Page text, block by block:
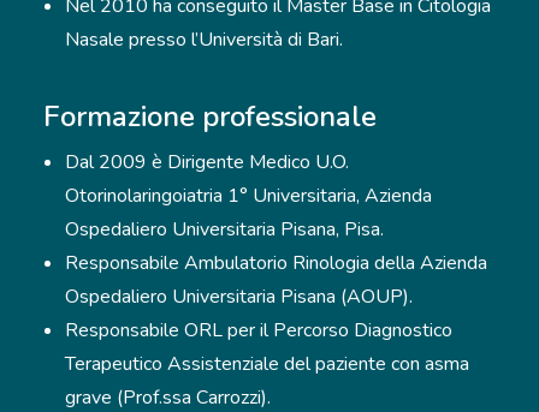
Nel 2010 ha conseguito il Master Base in Citologia
Nasale presso l’Università di Bari.
Formazione professionale
Dal 2009 è Dirigente Medico U.O.
Otorinolaringoiatria 1° Universitaria, Azienda
Ospedaliero Universitaria Pisana, Pisa.
Responsabile Ambulatorio Rinologia della Azienda
Ospedaliero Universitaria Pisana (AOUP).
Responsabile ORL per il Percorso Diagnostico
Terapeutico Assistenziale del paziente con asma
grave (Prof.ssa Carrozzi).